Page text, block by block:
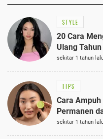
STYLE
20 Cara
Ulang
Anggun
sekitar 1 tahun
TIPS
Cara
Permanen
sekitar 1 tahun